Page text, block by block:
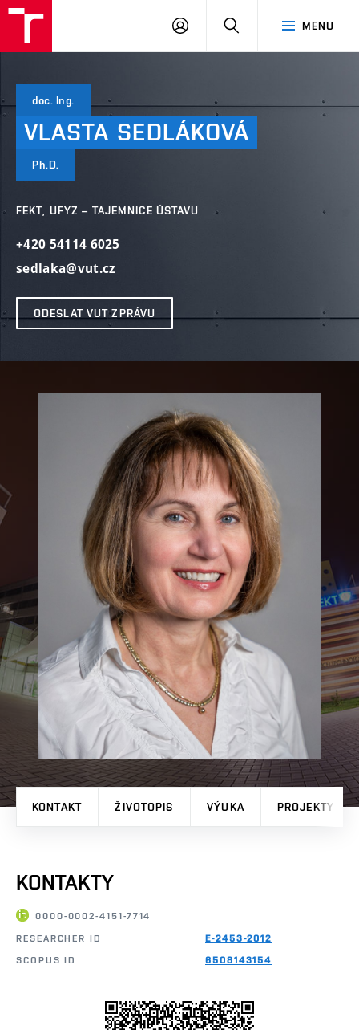
MENU
PŘIHLÁSIT
doc. Ing.
VLASTA SEDLÁKOVÁ
Ph.D.
FEKT, UFYZ – TAJEMNICE ÚSTAVU
+420 54114 6025
sedlaka@vut.cz
ODESLAT VUT ZPRÁVU
KONTAKT ŽIVOTOPIS VÝUKA PROJEKTY
KONTAKTY
0000-0002-4151-7714
RESEARCHER ID
E-2453-2012
SCOPUS ID
6508143154